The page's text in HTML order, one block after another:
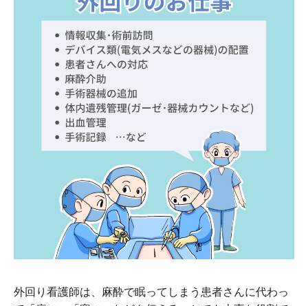
外回り看護師は、麻酔で眠ってしまう患者さんに代わっ